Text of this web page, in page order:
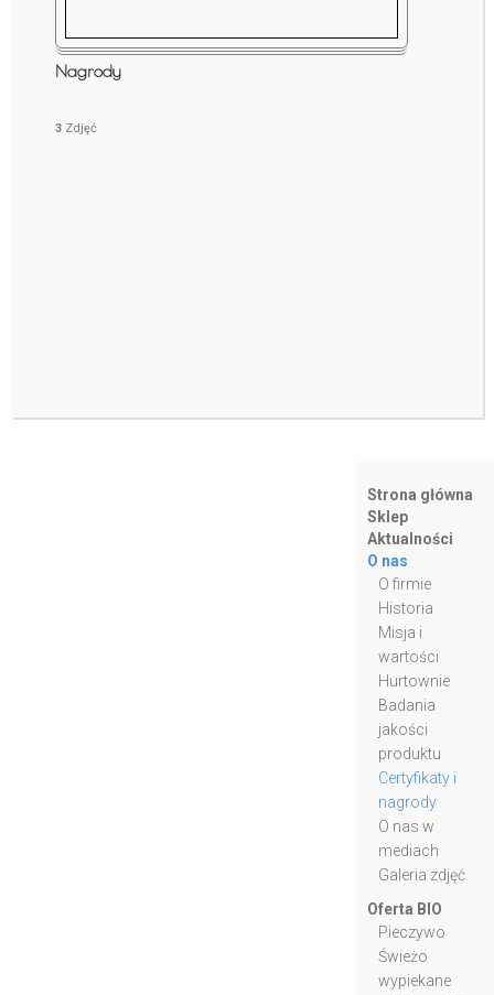
Nagrody
3 Zdjęć
Strona główna
Sklep
Aktualności
O nas
O firmie
Historia
Misja i
wartości
Hurtownie
Badania
jakości
produktu
Certyfikaty i
nagrody
O nas w
mediach
Galeria zdjęć
Oferta BIO
Pieczywo
Świeżo
wypiekane